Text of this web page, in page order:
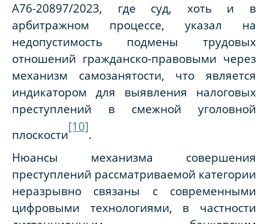
А76-20897/2023, где суд, хоть и в
арбитражном процессе, указал на
недопустимость подмены трудовых
отношений гражданско-правовыми через
механизм самозанятости, что является
индикатором для выявления налоговых
преступлений в смежной уголовной
плоскости
[10]
.
Нюансы механизма совершения
преступлений рассматриваемой категории
неразрывно связаны с современными
цифровыми технологиями, в частности